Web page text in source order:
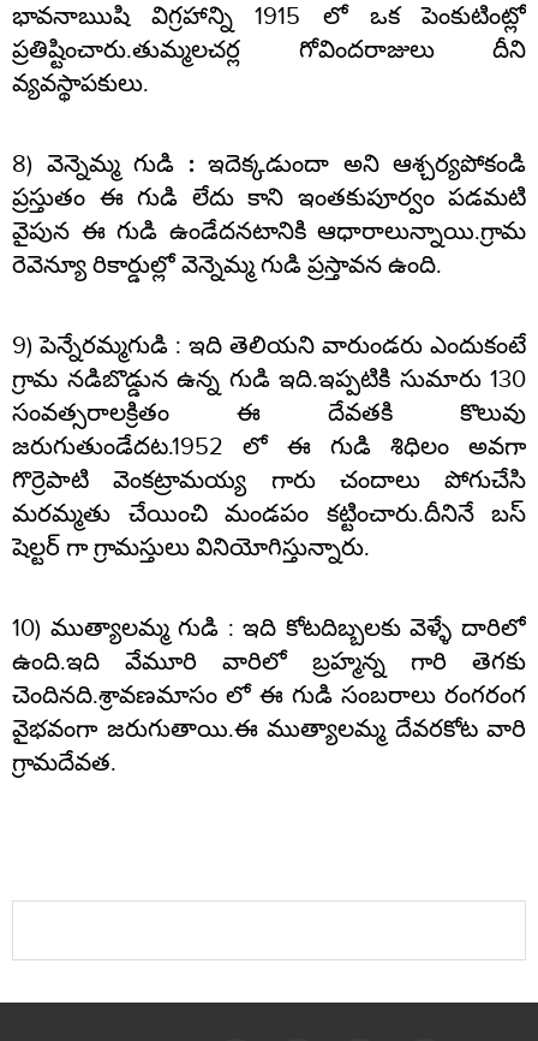
భావనాఋషి విగ్రహాన్ని 1915 లో ఒక పెంకుటింట్లో
ప్రతిష్టించారు.తుమ్మలచర్ల గోవిందరాజులు దీని
వ్యవస్థాపకులు.
8) వెన్నెమ్మ గుడి :ఇదెక్కడుందా అని ఆశ్చర్యపోకండి
ప్రస్తుతం ఈ గుడి లేదు కాని ఇంతకుపూర్వం పడమటి
వైపున ఈ గుడి ఉండేదనటానికి ఆధారాలున్నాయి.గ్రామ
రెవెన్యూ రికార్డుల్లో వెన్నెమ్మ గుడి ప్రస్తావన ఉంది.
9)పెన్నేరమ్మగుడి : ఇది తెలియని వారుండరు ఎందుకంటే
గ్రామ నడిబొడ్డున ఉన్న గుడి ఇది.ఇప్పటికి సుమారు 130
సంవత్సరాలక్రితం ఈ దేవతకి కొలువు
జరుగుతుండేదట.1952 లో ఈ గుడి శిధిలం అవగా
గొర్రెపాటి వెంకట్రామయ్య గారు చందాలు పోగుచేసి
మరమ్మతు చేయించి మండపం కట్టించారు.దీనినే బస్
షెల్టర్ గా గ్రామస్తులు వినియోగిస్తున్నారు.
10) ముత్యాలమ్మ గుడి : ఇది కోటదిబ్బలకు వెళ్ళే దారిలో
ఉంది.ఇది వేమూరి వారిలో బ్రహ్మన్న గారి తెగకు
చెందినది.శ్రావణమాసం లో ఈ గుడి సంబరాలు రంగరంగ
వైభవంగా జరుగుతాయి.ఈ ముత్యాలమ్మ దేవరకోట వారి
గ్రామదేవత.